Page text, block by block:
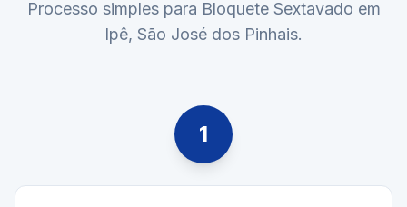
Processo simples para Bloquete Sextavado em
Ipê, São José dos Pinhais.
1